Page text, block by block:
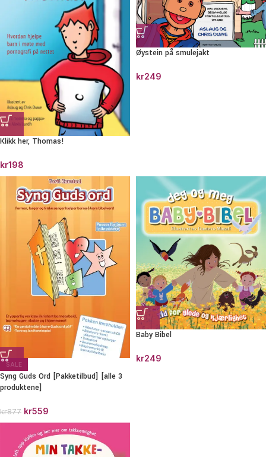
Klikk her, Thomas!
kr198
Øystein på smulejakt
kr249
SALE
Syng Guds Ord [Pakketilbud] [alle 3
produktene]
kr877 kr559
Baby Bibel
kr249